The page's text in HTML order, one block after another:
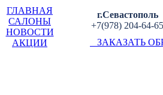
ГЛАВНАЯ
САЛОНЫ
НОВОСТИ
АКЦИИ
г.Севастополь
+7(978) 204-64-65
ЗАКАЗАТЬ